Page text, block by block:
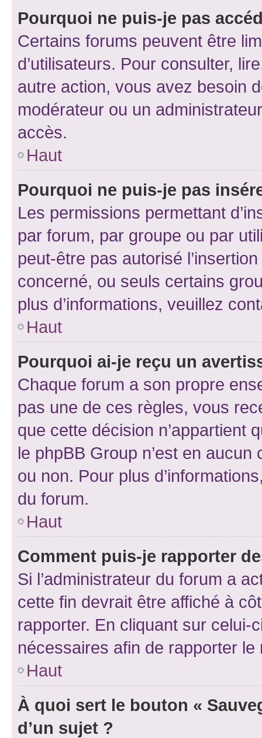
Pourquoi ne puis-je pas
Certains forums peuvent être
d’utilisateurs. Pour consulter,
autre action, vous avez besoin
modérateur ou un
accès.
Haut
Pourquoi ne puis-je pas
Les permissions permettant
par forum, par groupe ou par
peut-être pas autorisé
concerné, ou seuls certains
plus d’informations, veuillez
Haut
Pourquoi ai-je reçu un
Chaque forum a son propre
pas une de ces règles, vous
que cette décision n’appartient
le phpBB Group n’est en
ou non. Pour plus
du forum.
Haut
Comment puis-je rapporter
Si l’administrateur du forum a
cette fin devrait être affiché à
rapporter. En cliquant sur
nécessaires afin de rapporter le
Haut
À quoi sert le bouton «
d’un sujet ?